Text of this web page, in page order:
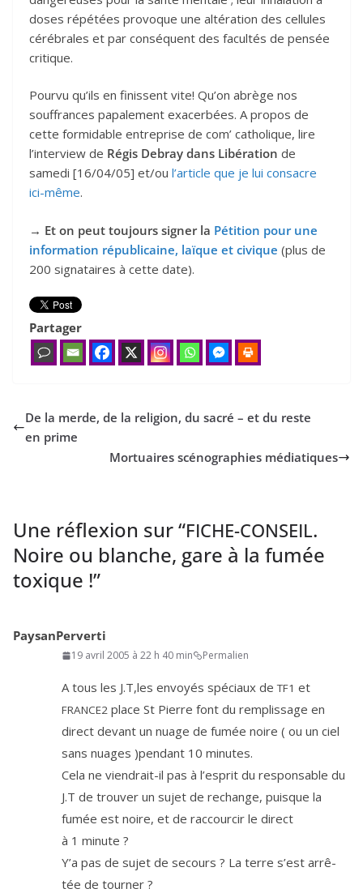
doses répétées provoque une altération des cellules
cérébrales et par conséquent des facultés de pensée
critique.
Pourvu qu’ils en finissent vite! Qu’on abrège nos
souffrances papalement exacerbées. A propos de
cette formidable entreprise de com’ catholique, lire
l’interview de Régis Debray dans Libération de
samedi [16/04/05] et/ou l’article que je lui consacre
ici-même.
→ Et on peut toujours signer la Pétition pour une
information républicaine, laïque et civique (plus de
200 signataires à cette date).
Partager
De la merde, de la religion, du sacré – et du reste
en prime
Mortuaires scénographies médiatiques
Une réflexion sur “FICHE-CONSEIL.
Noire ou blanche, gare à la fumée
toxique !”
PaysanPerverti
19 avril 2005 à 22 h 40 min Permalien
A tous les J.T,les envoyés spé­ciaux deTF1 et
FRANCE2 place St Pierre font du rem­plis­sage en
direct devant un nuage de fumée noire ( ou un ciel
sans nuages )pen­dant 10 minutes.
Cela ne vien­drait-il pas à l’es­prit du res­pon­sable du
J.T de trou­ver un sujet de rechange, puisque la
fumée est noire, et de rac­cour­cir le direct
à 1 minute ?
Y’a pas de sujet de secours ? La terre s’est arrê­
tée de tourner ?